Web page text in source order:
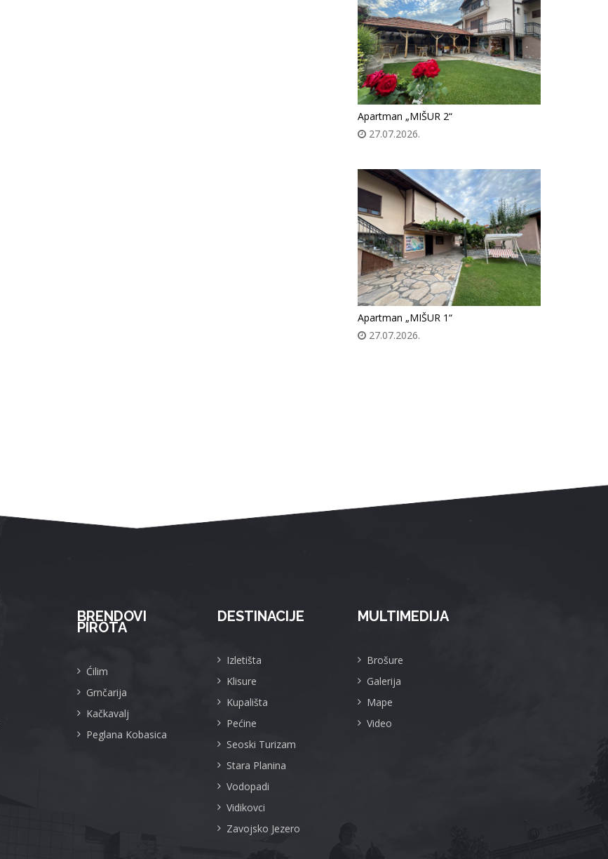
Apartman „MIŠUR 2“
27.07.2026.
Apartman „MIŠUR 1“
27.07.2026.
BRENDOVI
PIROTA
Ćilim
Grnčarija
Kačkavalj
Peglana Kobasica
DESTINACIJE
Izletišta
Klisure
Kupališta
Pećine
Seoski Turizam
Stara Planina
Vodopadi
Vidikovci
Zavojsko Jezero
MULTIMEDIJA
Brošure
Galerija
Mape
Video